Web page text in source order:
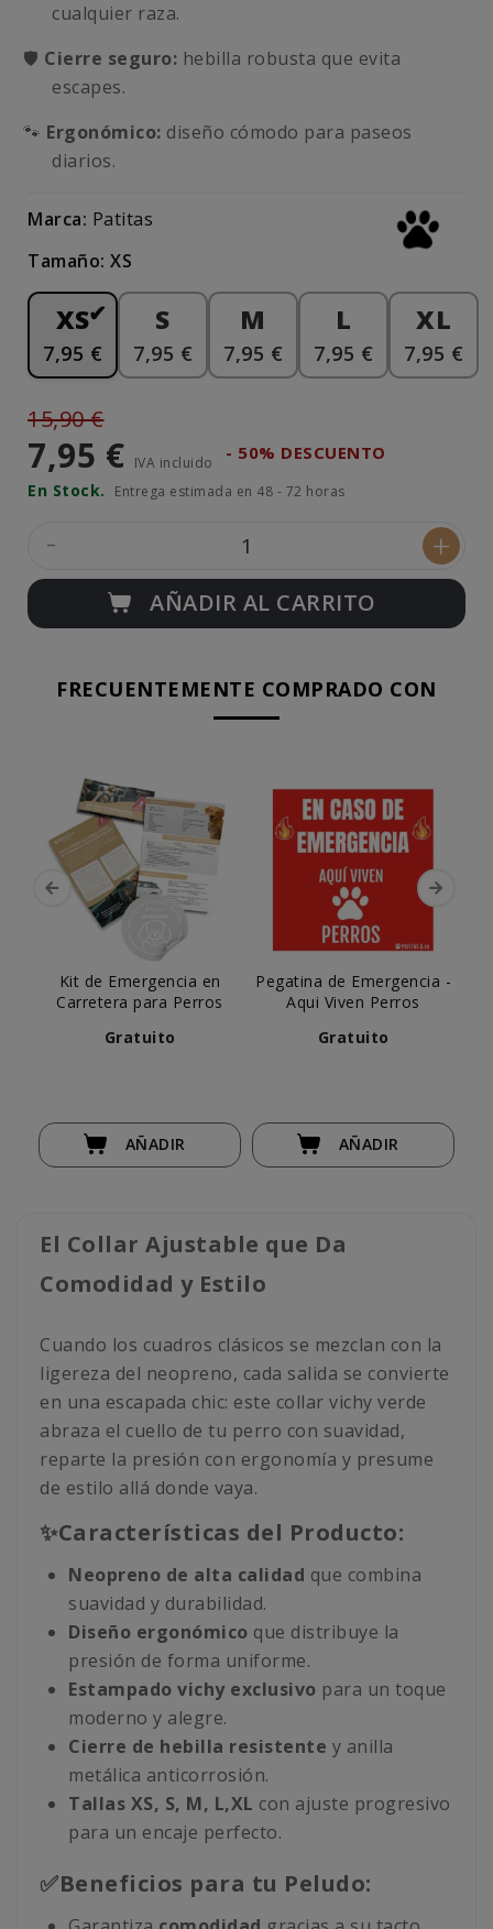
cualquier raza.
🛡️ Cierre seguro: hebilla robusta que evita
escapes.
🐾 Ergonómico: diseño cómodo para paseos
diarios.
Marca: Patitas
Tamaño: XS
XS
7,95 €
S
7,95 €
M
7,95 €
L
7,95 €
XL
7,95 €
15,90 €
7,95 € IVA incluido - 50% DESCUENTO
En Stock. Entrega estimada en 48 - 72 horas
- +
AÑADIR AL CARRITO
FRECUENTEMENTE COMPRADO CON
Kit de Emergencia en
Carretera para Perros
Gratuito
AÑADIR
Pegatina de Emergencia -
Aqui Viven Perros
Gratuito
AÑADIR
El Collar Ajustable que Da
Comodidad y Estilo
Cuando los cuadros clásicos se mezclan con la
ligereza del neopreno, cada salida se convierte
en una escapada chic: este collar vichy verde
abraza el cuello de tu perro con suavidad,
reparte la presión con ergonomía y presume
de estilo allá donde vaya.
✨Características del Producto:
Neopreno de alta calidad que combina
suavidad y durabilidad.
Diseño ergonómico que distribuye la
presión de forma uniforme.
Estampado vichy exclusivo para un toque
moderno y alegre.
Cierre de hebilla resistente y anilla
metálica anticorrosión.
Tallas XS, S, M, L,XL con ajuste progresivo
para un encaje perfecto.
✅Beneficios para tu Peludo: